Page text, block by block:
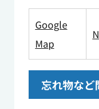
Google
Map
忘れ物など